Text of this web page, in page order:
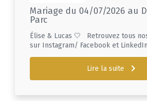
Mariage du 04/07/2026 au
Parc
Élise & Lucas 🤍 Retrouvez tous
sur Instagram/ Facebook et
Lire la suite